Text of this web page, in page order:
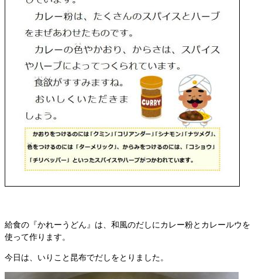
給食の『かれーうどん』は、和風のだしにカレー粉とカレールウを
使って作ります。
今日は、いりこと昆布でだしをとりました。